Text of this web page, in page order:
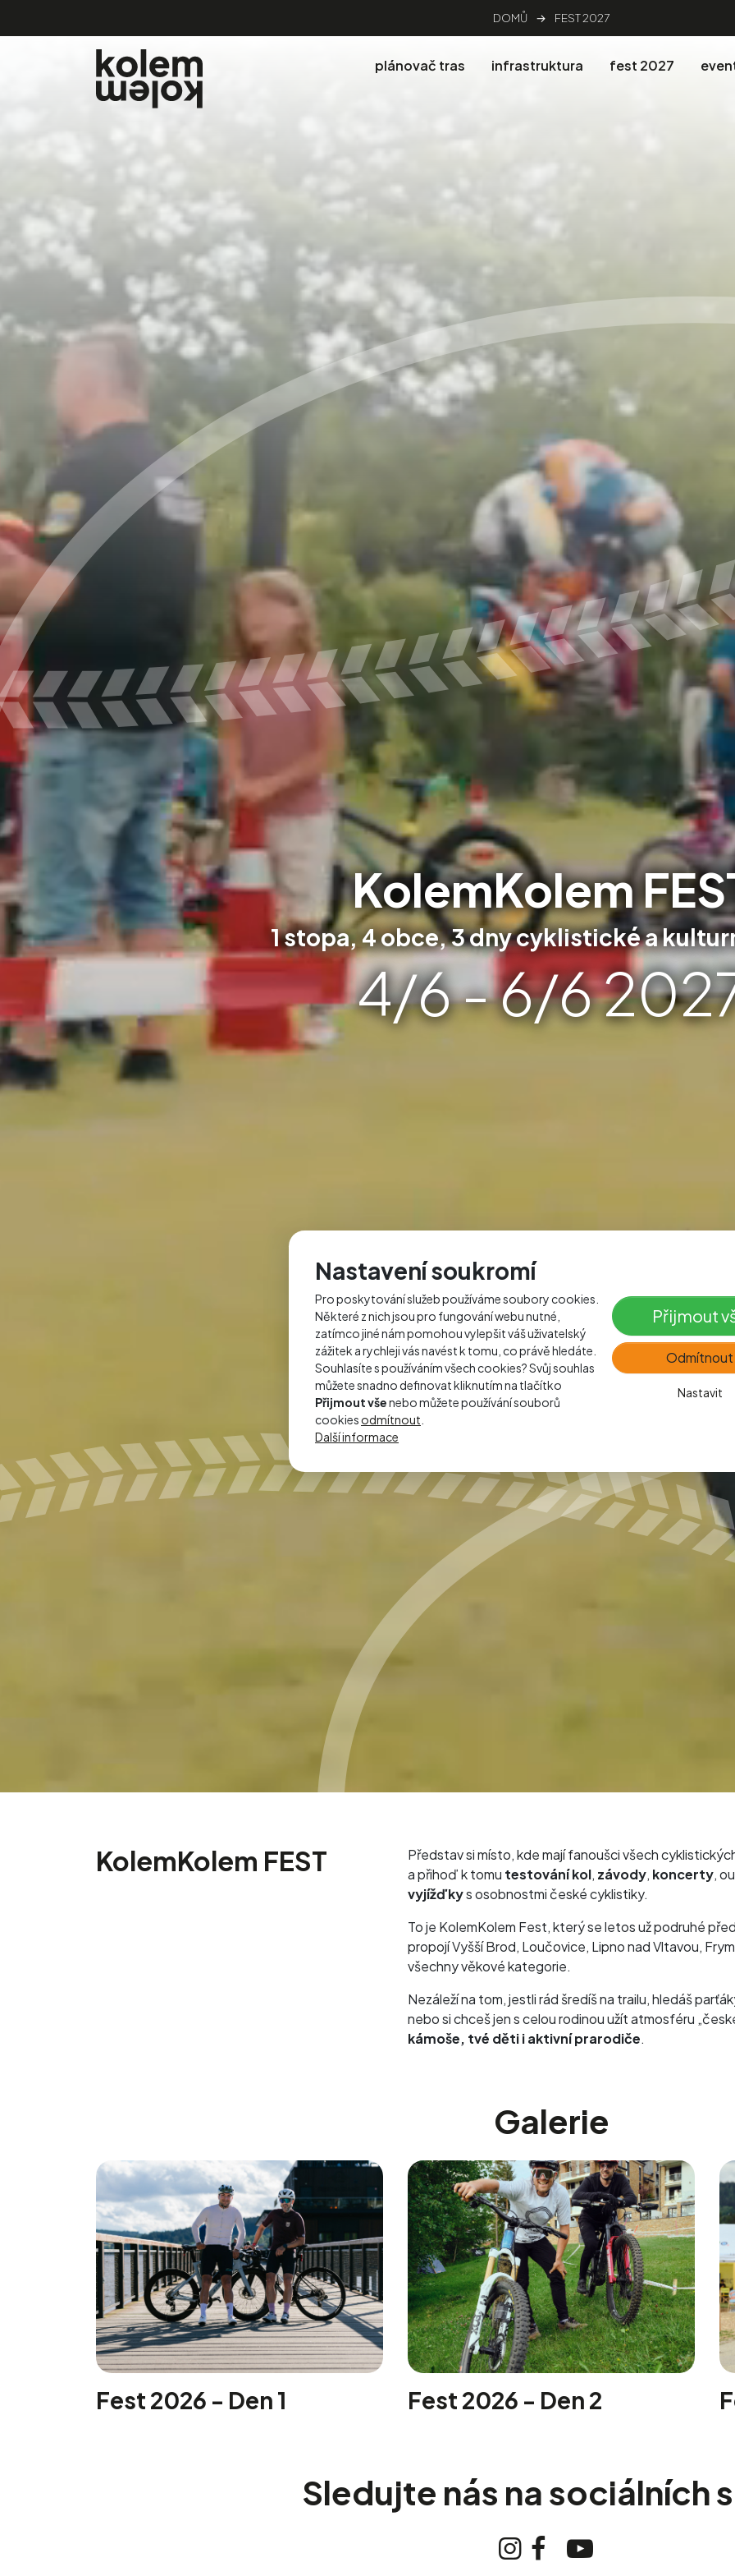
DOMŮ → FEST 2027
Nastavení soukromí
Pro poskytování služeb používáme soubory cookies.
Některé z nich jsou pro fungování webu nutné,
zatímco jiné nám pomohou vylepšit váš uživatelský
zážitek a rychleji vás navést k tomu, co právě hledáte.
Souhlasíte s používáním všech cookies? Svůj souhlas
můžete snadno definovat kliknutím na tlačítko
Přijmout všenebo můžete používání souborů
cookies odmítnout
Další informace
Přijmout
Odmítnout
Nastavit
KolemKolem
1 stopa, 4 obce, 3 dny cyklistické a
4/6 - 6/6
plánovač tras infrastruktura fest 2027
KolemKolem FEST
Představ si místo, kde mají fanoušci všech
a přihoď k tomu testování kol, závody, koncerty,
vyjížďkys osobnostmi české cyklistiky.
To je KolemKolem Fest, který se letos už podruhé
propojí Vyšší Brod, Loučovice, Lipno nad Vltavou,
všechny věkové kategorie.
Nezáleží na tom, jestli rád šredíš na trailu, hledáš
nebo si chceš jen s celou rodinou užít atmosféru
kámoše, tvé děti i aktivní prarodiče.
Galerie
Fest 2026 - Den 1 Fest 2026 - Den 2
Sledujte nás na sociálních